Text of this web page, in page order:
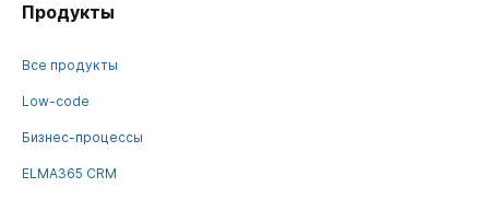
Продукты
Все продукты
Low-code
Бизнес-процессы
ELMA365 CRM